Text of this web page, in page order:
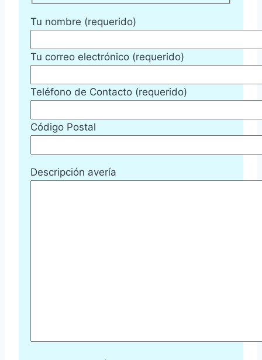
Tu nombre (requerido)
Tu correo electrónico (requerido)
Teléfono de Contacto (requerido)
Código Postal
Descripción avería